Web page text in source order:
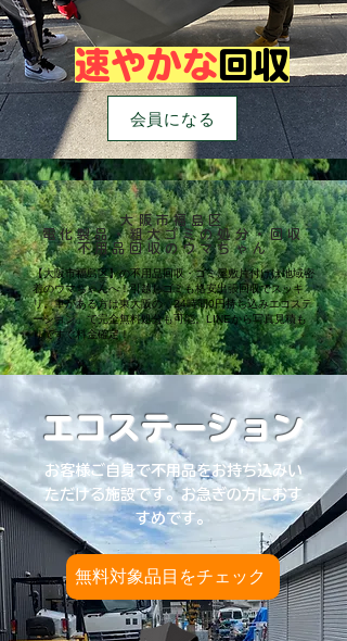
速やかな回収
会員になる
大阪市福島区
電化製品・粗大ゴミの処分・回収
不用品回収のウマちゃん
【大阪市福島区】の不用品回収・ゴミ屋敷片付けは地域密
着のウマちゃんへ！引越しゴミも格安出張回収でスッキ
リ。車がある方は東大阪の「24時間0円持ち込みエコステ
ーション」で完全無料処分も可能。LINEから写真見積も
りですぐ料金確定！
エコステーション
お客様ご自身で不用品をお持ち込みい
ただける施設です。お急ぎの方におす
すめです。
無料対象品目をチェック